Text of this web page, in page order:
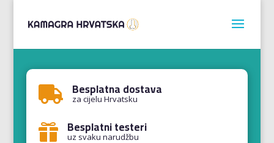
 Besplatna dostava
za cijelu Hrvatsku
 Besplatni testeri
uz svaku narudžbu